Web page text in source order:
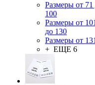
Размеры от 71
100
Размеры от 101
до 130
Размеры от 131
+ ЕЩЕ 6